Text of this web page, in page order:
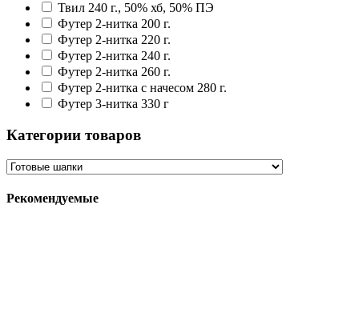
Твил 240 г., 50% хб, 50% ПЭ
Футер 2-нитка 200 г.
Футер 2-нитка 220 г.
Футер 2-нитка 240 г.
Футер 2-нитка 260 г.
Футер 2-нитка с начесом 280 г.
Футер 3-нитка 330 г
Категории товаров
Рекомендуемые